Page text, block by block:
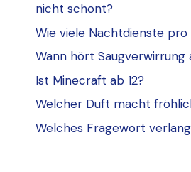
nicht schont?
Wie viele Nachtdienste pro
Wann hört Saugverwirrung
Ist Minecraft ab 12?
Welcher Duft macht
Welches Fragewort